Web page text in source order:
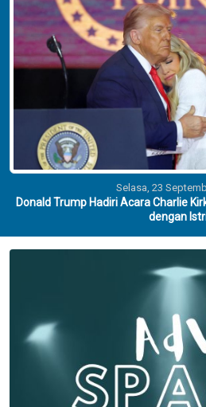
Selasa, 23
Donald Trump Hadiri Acara Charlie
dengan